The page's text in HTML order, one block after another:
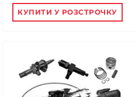
КУПИТИ У РОЗСТРОЧКУ